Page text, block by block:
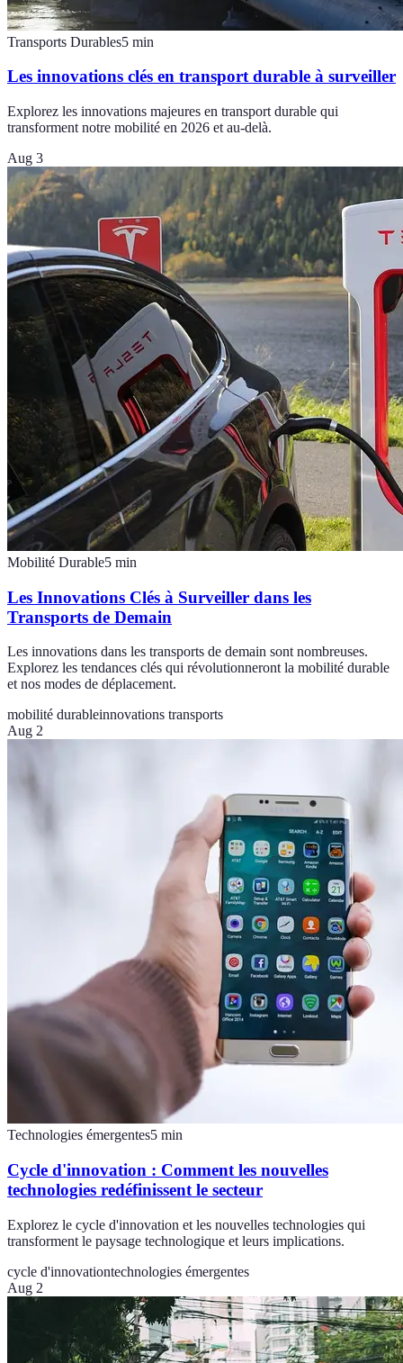
Transports Durables5 min
Les innovations clés en transport durable à surveiller
Explorez les innovations majeures en transport durable qui
transforment notre mobilité en 2026 et au-delà.
Aug 3
Mobilité Durable5 min
Les Innovations Clés à Surveiller dans les
Transports de Demain
Les innovations dans les transports de demain sont nombreuses.
Explorez les tendances clés qui révolutionneront la mobilité durable
et nos modes de déplacement.
mobilité durableinnovations transports
Aug 2
Technologies émergentes5 min
Cycle d'innovation : Comment les nouvelles
technologies redéfinissent le secteur
Explorez le cycle d'innovation et les nouvelles technologies qui
transforment le paysage technologique et leurs implications.
cycle d'innovationtechnologies émergentes
Aug 2